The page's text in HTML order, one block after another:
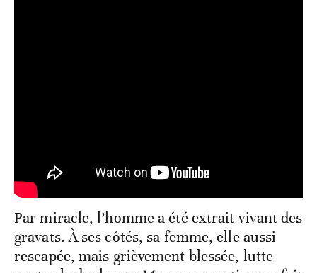
Par miracle, l’homme a été extrait vivant des
gravats. À ses côtés, sa femme, elle aussi
rescapée, mais grièvement blessée, lutte